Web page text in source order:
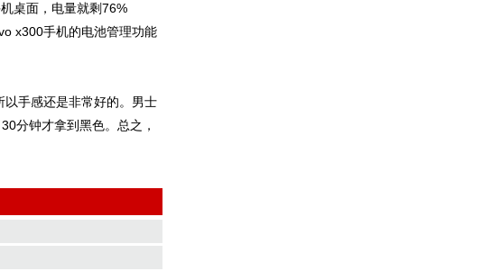
桌面，电量就剩76%
x300手机的电池管理功能
手感还是非常好的。男士
分钟才拿到黑色。总之，